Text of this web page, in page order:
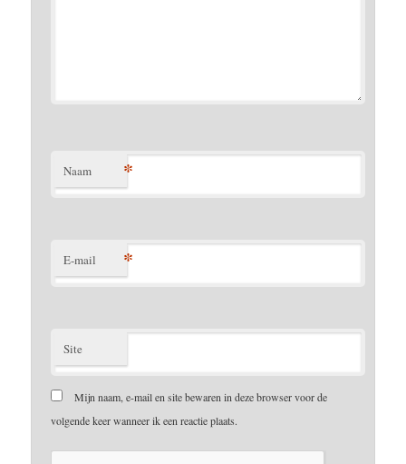
Naam *
E-mail *
Site
Mijn naam, e-mail en site bewaren in deze browser voor de
volgende keer wanneer ik een reactie plaats.